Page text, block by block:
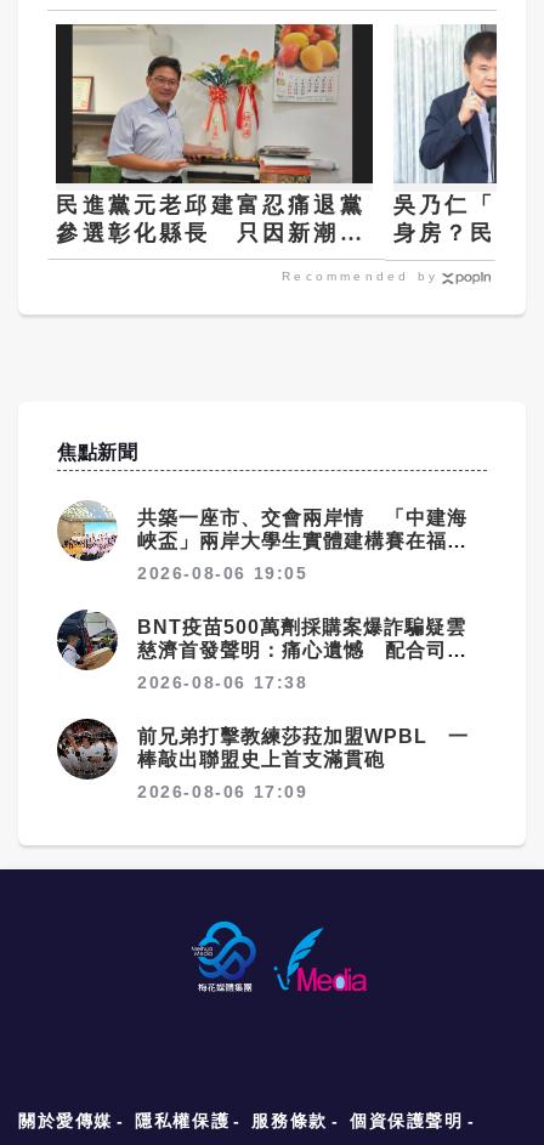
民進黨元老邱建富忍痛退黨
參選彰化縣長 只因新潮流
寧讓國民黨贏也不讓他選
吳乃仁「無
身房？民進
健康、不衝
Recommended by
焦點新聞
共築一座市、交會兩岸情 「中建海
峽盃」兩岸大學生實體建構賽在福州
落幕
2026-08-06 19:05
BNT疫苗500萬劑採購案爆詐騙疑雲
慈濟首發聲明：痛心遺憾 配合司法
將追究權益
2026-08-06 17:38
前兄弟打擊教練莎菈加盟WPBL 一
棒敲出聯盟史上首支滿貫砲
2026-08-06 17:09
關於愛傳媒 隱私權保護 服務條款 個資保護聲明